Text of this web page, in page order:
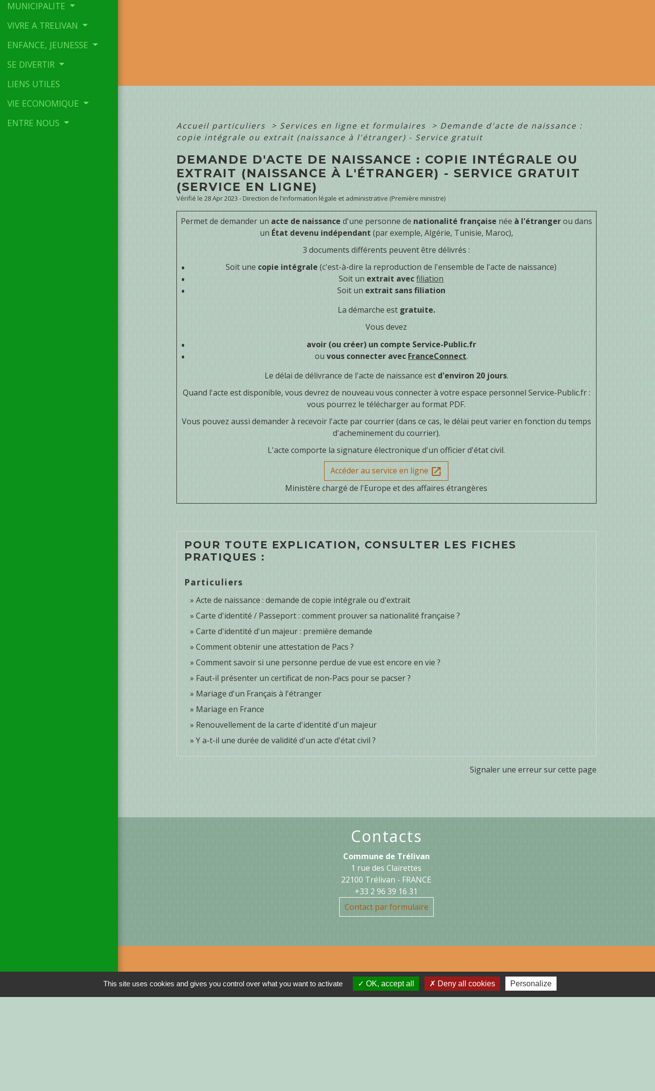
MUNICIPALITE
VIVRE A TRELIVAN
ENFANCE, JEUNESSE
SE DIVERTIR
LIENS UTILES
VIE ECONOMIQUE
ENTRE NOUS
Accueil particuliers > Services en ligne et formulaires > Demande d'acte de naissance :
copie intégrale ou extrait (naissance à l'étranger) - Service gratuit
DEMANDE D'ACTE DE NAISSANCE : COPIE INTÉGRALE OU
EXTRAIT (NAISSANCE À L'ÉTRANGER) - SERVICE GRATUIT
(SERVICE EN LIGNE)
Vérifié le 28 Apr 2023 - Direction de l'information légale et administrative (Première ministre)
Permet de demander un acte de naissance d'une personne de nationalité française née à l'étrangerou dans
un État devenu indépendant (par exemple, Algérie, Tunisie, Maroc),
3 documents différents peuvent être délivrés :
Soit une copie intégrale (c'est-à-dire la reproduction de l'ensemble de l'acte de naissance)
Soit un extrait avecfiliation
Soit un extrait sans filiation
La démarche est gratuite.
Vous devez
avoir (ou créer) un compte Service-Public.fr
ou vous connecter avec FranceConnect.
Le délai de délivrance de l'acte de naissance est d'environ 20 jours.
Quand l'acte est disponible, vous devrez de nouveau vous connecter à votre espace personnel Service-Public.fr :
vous pourrez le télécharger au format PDF.
Vous pouvez aussi demander à recevoir l'acte par courrier (dans ce cas, le délai peut varier en fonction du temps
d'acheminement du courrier).
L'acte comporte la signature électronique d'un officier d'état civil.
Accéder au service en ligne open_in_new
Ministère chargé de l'Europe et des affaires étrangères
POUR TOUTE EXPLICATION, CONSULTER LES FICHES
PRATIQUES :
Particuliers
Acte de naissance : demande de copie intégrale ou d'extrait
Carte d'identité / Passeport : comment prouver sa nationalité française ?
Carte d'identité d'un majeur : première demande
Comment obtenir une attestation de Pacs ?
Comment savoir si une personne perdue de vue est encore en vie ?
Faut-il présenter un certificat de non-Pacs pour se pacser ?
Mariage d'un Français à l'étranger
Mariage en France
Renouvellement de la carte d'identité d'un majeur
Y a-t-il une durée de validité d'un acte d'état civil ?
Signaler une erreur sur cette page
Contacts
Commune de Trélivan
1 rue des Clairettes
22100 Trélivan - FRANCE
+33 2 96 39 16 31
Contact par formulaire
Liens Jumelages
This site uses cookies and gives you control over what you want to activate OK, accept all Deny all cookies Personalize